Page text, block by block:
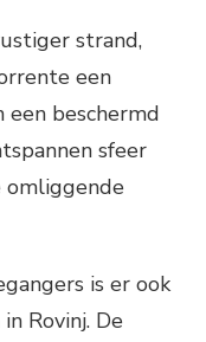
strand,
een
beschermd
sfeer
omliggende
is er ook
Rovinj. De